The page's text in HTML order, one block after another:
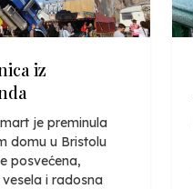
iz
je preminula
domu u Bristolu
posvećena,
i radosna